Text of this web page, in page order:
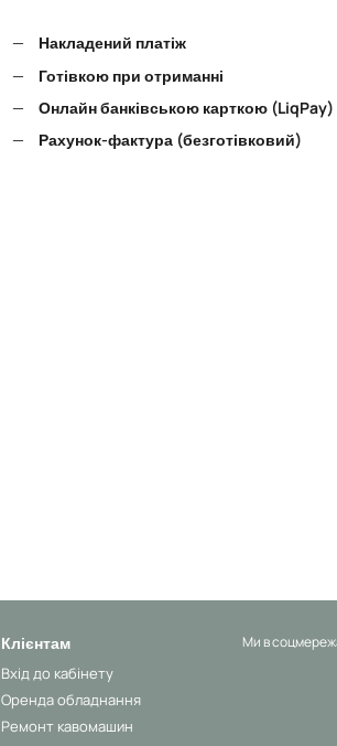
Накладений платіж
Готівкою при отриманні
Онлайн банківською карткою (LiqPay)
Рахунок-фактура (безготівковий)
Клієнтам
Вхід до кабінету
Оренда обладнання
Ремонт кавомашин
Ми в